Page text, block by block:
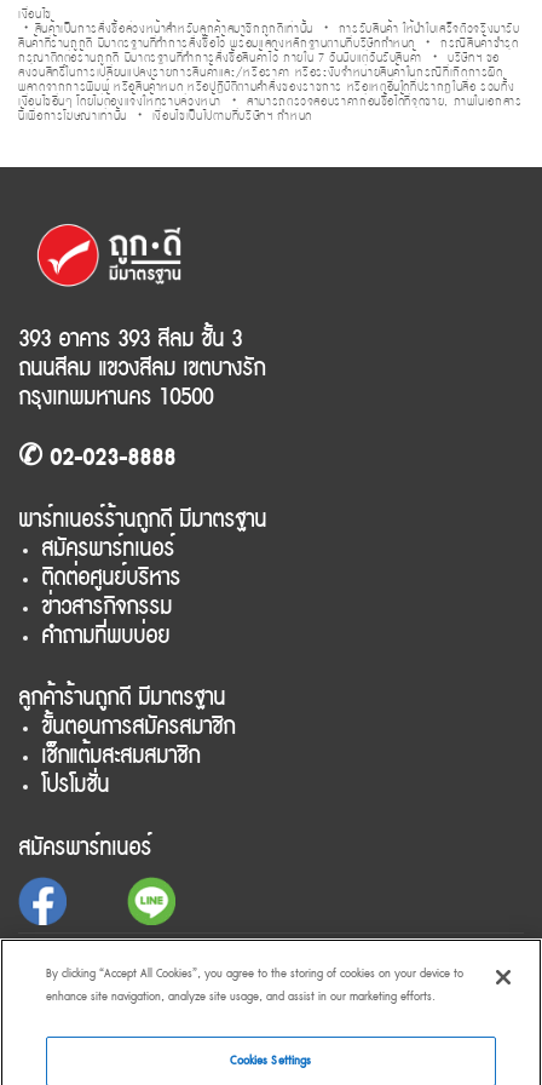
เงื่อนไข
・ สินค้าเป็นการสั่งซื้อล่วงหน้าสำหรับลูกค้าสมาชิกถูกดีเท่านั้น ・ การรับสินค้าให้นำใบเสร็จตัวจริงมารับ
สินค้าที่ร้านถูกดี มีมาตรฐานที่ทำการสั่งซื้อไว้ พร้อมแสดงหลักฐานตามที่บริษัทกำหนด ・กรณีสินค้าชำรุด
กรุณาติดต่อร้านถูกดี มีมาตรฐานที่ทำการสั่งซื้อสินค้าไว้ ภายใน 7 วันนับแต่วันรับสินค้า ・ บริษัทฯ ขอ
สงวนสิทธิ์ในการเปลี่ยนแปลงรายการสินค้าและ/หรือราคา หรือระงับจำหน่ายสินค้าในกรณีที่เกิดการผิด
พลาดจากการพิมพ์ หรือสินค้าหมด หรือปฏิบัติตามคำสั่งของราชการ หรือเหตุอื่นใดที่ปรากฏในสื่อ รวมทั้ง
เงื่อนไขอื่นๆ โดยไม่ต้องแจ้งให้ทราบล่วงหน้า ・สามารถตรวจสอบราคาก่อนซื้อได้ที่จุดขาย, ภาพในเอกสาร
นี้เพื่อการโฆษณาเท่านั้น ・ เงื่อนไขเป็นไปตามที่บริษัทฯ กำหนด
393 อาคาร 393 สีลม ชั้น 3
ถนนสีลม แขวงสีลม เขตบางรัก
กรุงเทพมหานคร 10500
✆ 02-023-8888
พาร์ทเนอร์ร้านถูกดี มีมาตรฐาน
สมัครพาร์ทเนอร์
ติดต่อศูนย์บริหาร
ข่าวสารกิจกรรม
คำถามที่พบบ่อย
ลูกค้าร้านถูกดี มีมาตรฐาน
ขั้นตอนการสมัครสมาชิก
เช็กแต้มสะสมสมาชิก
โปรโมชั่น
สมัครพาร์ทเนอร์
By clicking “Accept All Cookies”, you agree to the storing of cookies on your device to
enhance site navigation, analyze site usage, and assist in our marketing efforts.
Cookies Settings